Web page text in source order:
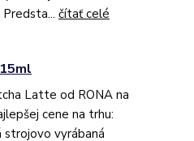
čítať celé
Latte od RONA na
cene na trhu:
vyrábaná